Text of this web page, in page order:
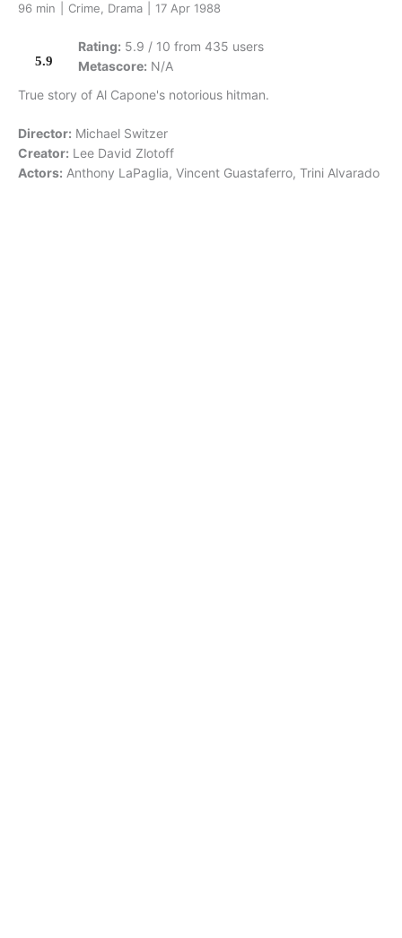
96 min Crime, Drama 17 Apr 1988
5.9
Rating: 5.9 / 10 from 435 users
Metascore: N/A
True story of Al Capone's notorious hitman.
Director: Michael Switzer
Creator: Lee David Zlotoff
Actors: Anthony LaPaglia, Vincent Guastaferro, Trini Alvarado